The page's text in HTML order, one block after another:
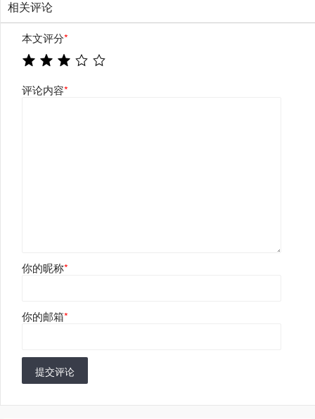
相关评论
本文评分*
评论内容*
你的昵称*
你的邮箱*
提交评论